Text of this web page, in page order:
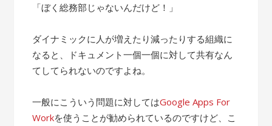
「ぼく総務部じゃないんだけど！」
ダイナミックに人が増えたり減ったりする組織に
なると、ドキュメント一個一個に対して共有なん
てしてられないのですよね。
一般にこういう問題に対してはGoogle Apps For
Workを使うことが勧められているのですけど、こ